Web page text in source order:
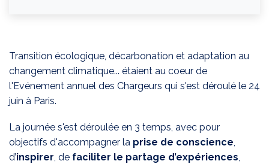
Transition écologique, décarbonation et adaptation au
changement climatique... étaient au coeur de
l'Evénement annuel des Chargeurs qui s'est déroulé le 24
juin à Paris.
La journée s'est déroulée en 3 temps, avec pour
objectifs d'accompagner la prise de conscience,
d’inspirer, de faciliter le partage d’expériences,